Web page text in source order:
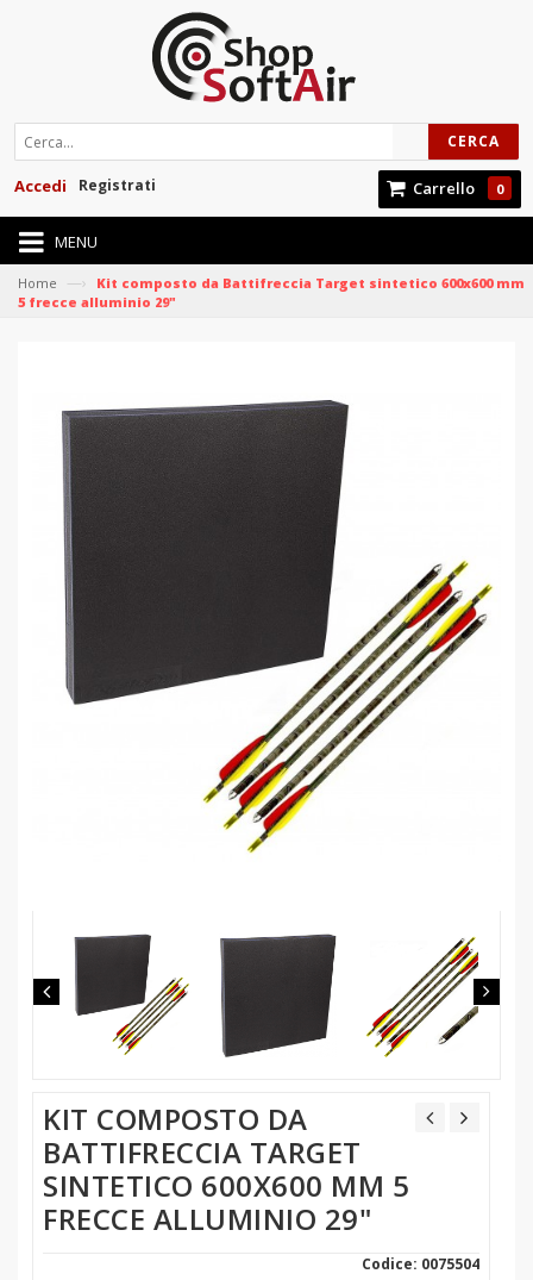
CERCA
Carrello 0
Registrati
Accedi
MENU
Home —›
Kit composto da Battifreccia Target sintetico 600x600 mm
5 frecce alluminio 29"
KIT COMPOSTO DA
BATTIFRECCIA TARGET
SINTETICO 600X600 MM 5
FRECCE ALLUMINIO 29"
Codice: 0075504